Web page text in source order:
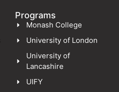
Programs
Monash College
University of London
University of
Lancashire
UIFY